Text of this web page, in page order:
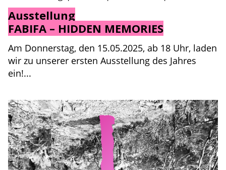
Ausstellung
FABIFA – HIDDEN MEMORIES
Am Donnerstag, den 15.05.2025, ab 18 Uhr, laden
wir zu unserer ersten Ausstellung des Jahres
ein!...